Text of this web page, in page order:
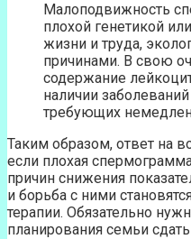
Малоподвижность
плохой генетикой
жизни и труда,
причинами. В свою
содержание
наличии
требующих
Таким образом, ответ на
если плохая
причин снижения
и борьба с ними
терапии. Обязательно
планирования семьи